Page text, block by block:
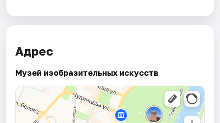
Адрес
Музей изобразительных искусств